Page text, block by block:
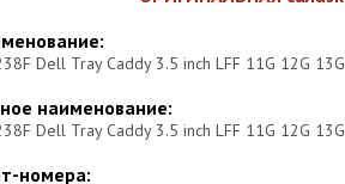
Dell Tray Caddy 3.5 inch LFF 11G 12G 13G
наименование:
Dell Tray Caddy 3.5 inch LFF 11G 12G
номера: